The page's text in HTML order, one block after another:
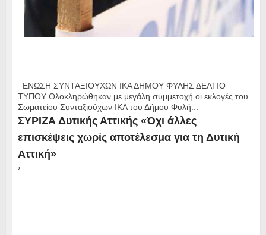
ΕΝΩΣΗ ΣΥΝΤΑΞΙΟΥΧΩΝ ΙΚΑ ΔΗΜΟΥ ΦΥΛΗΣ ΔΕΛΤΙΟ
ΤΥΠΟΥ Ολοκληρώθηκαν με μεγάλη συμμετοχή οι εκλογές του
Σωματείου Συνταξιούχων ΙΚΑ του Δήμου Φυλή...
ΣΥΡΙΖΑ Δυτικής Αττικής «Όχι άλλες
επισκέψεις χωρίς αποτέλεσμα για τη Δυτική
Αττική»
›